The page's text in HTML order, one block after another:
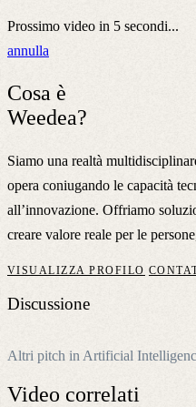
Prossimo video in 5 secondi...
annulla
Cosa è
Weedea?
Siamo una realtà
opera coniugando le capacità
all’innovazione. Offriamo
creare valore reale per le
VISUALIZZA PROFILO
Discussione
Altri pitch in Artificial
Video correlati